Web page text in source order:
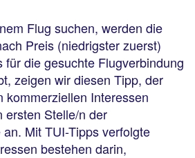
Flug suchen, werden die
Preis (niedrigster zuerst)
die gesuchte Flugverbindung
zeigen wir diesen Tipp, der
kommerziellen Interessen
ersten Stelle/n der
Mit TUI-Tipps verfolgte
bestehen darin,